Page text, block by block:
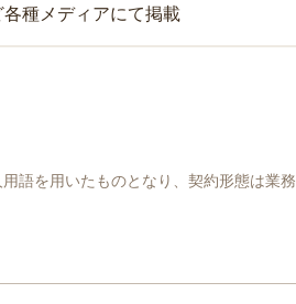
種メディアにて掲載
語を用いたものとなり、契約形態は業務